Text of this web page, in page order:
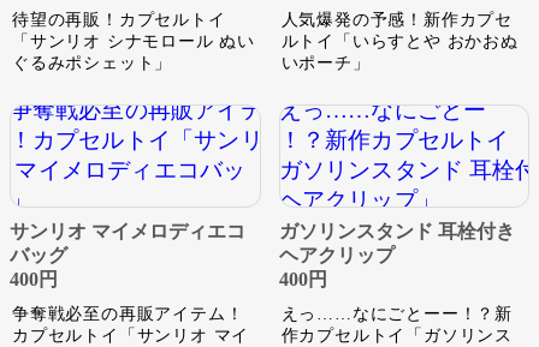
待望の再販！カプセルトイ
「サンリオ シナモロール ぬい
ぐるみポシェット」
人気爆発の予感！新作カプセ
ルトイ「いらすとや おかおぬ
いポーチ」
サンリオ マイメロディエコ
バッグ
400円
争奪戦必至の再販アイテム！
カプセルトイ「サンリオ マイ
ガソリンスタンド 耳栓付き
ヘアクリップ
400円
えっ……なにごとーー！？新
作カプセルトイ「ガソリンス